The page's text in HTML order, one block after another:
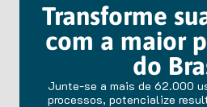
Transforme
com a maior
do
Junte-se a mais de 62.000
processos, potencialize